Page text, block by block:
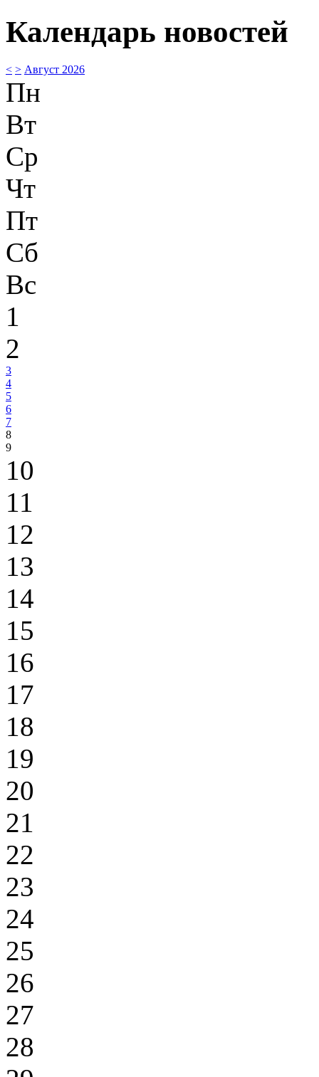
Календарь новостей
< > Август 2026
Пн
Вт
Ср
Чт
Пт
Сб
Вс
1
2
3
4
5
6
7
8
9
10
11
12
13
14
15
16
17
18
19
20
21
22
23
24
25
26
27
28